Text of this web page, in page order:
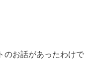
のお話があったわけで